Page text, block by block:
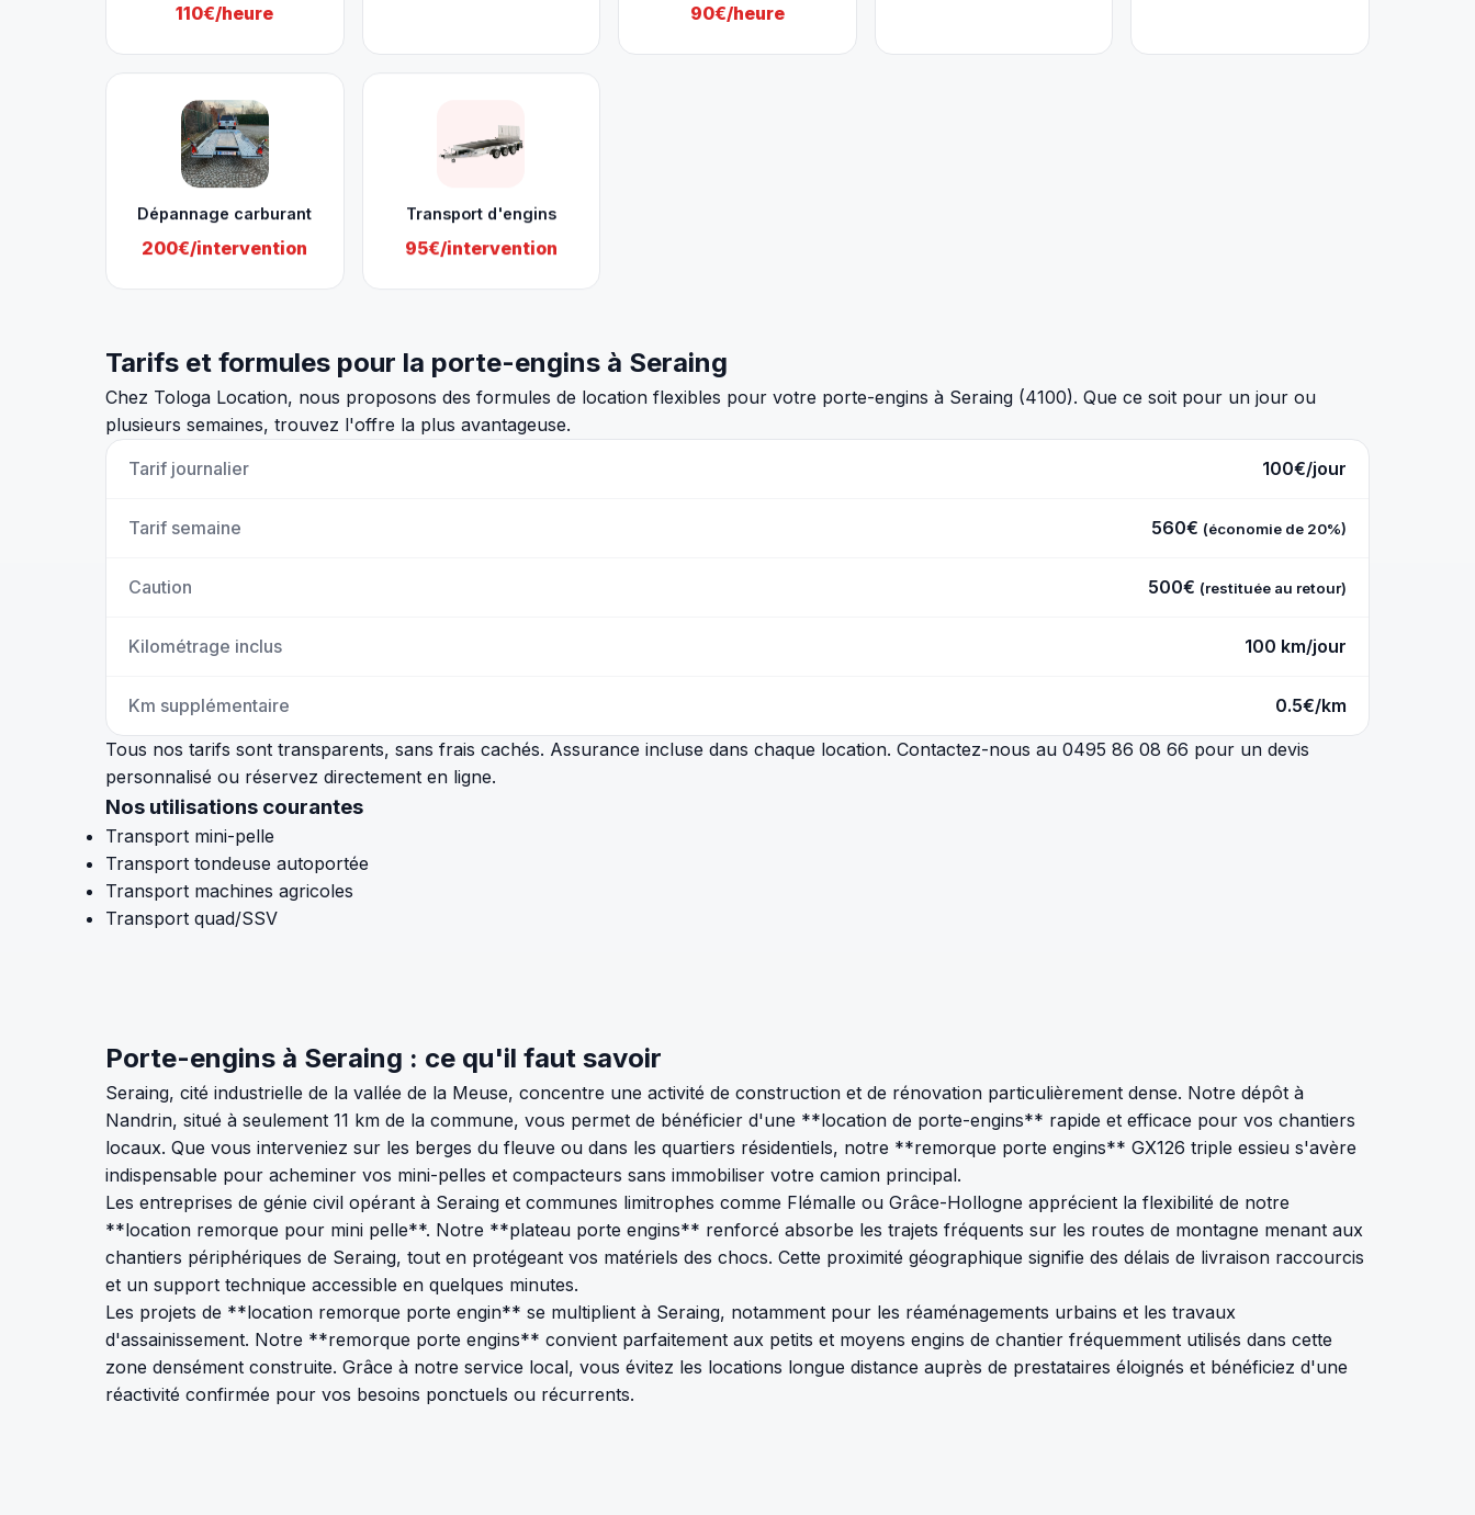
110€/heure 90€/heure
Dépannage carburant
200€/intervention
Transport d'engins
95€/intervention
Tarifs et formules pour la porte-engins à Seraing
Chez Tologa Location, nous proposons des formules de location flexibles pour votre porte-engins à Seraing (4100). Que ce soit pour un jour ou
plusieurs semaines, trouvez l'offre la plus avantageuse.
Tarif journalier
100€/jour
Tarif semaine 560€ (économie de 20%)
Caution 500€ (restituée au retour)
Kilométrage inclus 100 km/jour
Km supplémentaire
0.5€/km
Tous nos tarifs sont transparents, sans frais cachés. Assurance incluse dans chaque location. Contactez-nous au 0495 86 08 66 pour un devis
personnalisé ou réservez directement en ligne.
Nos utilisations courantes
Transport mini-pelle
Transport tondeuse autoportée
Transport machines agricoles
Transport quad/SSV
Porte-engins à Seraing : ce qu'il faut savoir
Seraing, cité industrielle de la vallée de la Meuse, concentre une activité de construction et de rénovation particulièrement dense. Notre dépôt à
Nandrin, situé à seulement 11 km de la commune, vous permet de bénéficier d'une **location de porte-engins** rapide et efficace pour vos chantiers
locaux. Que vous interveniez sur les berges du fleuve ou dans les quartiers résidentiels, notre **remorque porte engins** GX126 triple essieu s'avère
indispensable pour acheminer vos mini-pelles et compacteurs sans immobiliser votre camion principal.
Les entreprises de génie civil opérant à Seraing et communes limitrophes comme Flémalle ou Grâce-Hollogne apprécient la flexibilité de notre
**location remorque pour mini pelle**. Notre **plateau porte engins** renforcé absorbe les trajets fréquents sur les routes de montagne menant aux
chantiers périphériques de Seraing, tout en protégeant vos matériels des chocs. Cette proximité géographique signifie des délais de livraison raccourcis
et un support technique accessible en quelques minutes.
Les projets de **location remorque porte engin** se multiplient à Seraing, notamment pour les réaménagements urbains et les travaux
d'assainissement. Notre **remorque porte engins** convient parfaitement aux petits et moyens engins de chantier fréquemment utilisés dans cette
zone densément construite. Grâce à notre service local, vous évitez les locations longue distance auprès de prestataires éloignés et bénéficiez d'une
réactivité confirmée pour vos besoins ponctuels ou récurrents.